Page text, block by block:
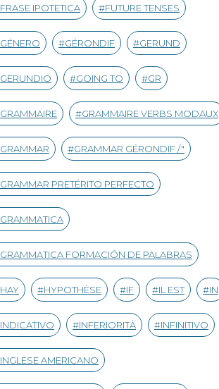
FRASE IPOTETICA FUTURE TENSES
GÉNERO GÉRONDIF GERUND
GERUNDIO GOING TO GR
GRAMMAIRE GRAMMAIRE VERBS MODAUX
GRAMMAR GRAMMAR GÉRONDIF /"
GRAMMAR PRETÉRITO PERFECTO
GRAMMATICA
GRAMMATICA FORMACIÓN DE PALABRAS
HAY HYPOTHÈSE IF IL EST IN
INDICATIVO INFERIORITÀ INFINITIVO
INGLESE AMERICANO